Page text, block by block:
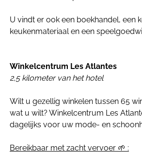
U vindt er ook een boekhandel, een
keukenmateriaal en een
Winkelcentrum Les Atlantes
2,5 kilometer van het hotel
Wilt u gezellig winkelen tussen 65
wat u wilt? Winkelcentrum Les
dagelijks voor uw mode- en
Bereikbaar met zacht vervoer 🌱 :